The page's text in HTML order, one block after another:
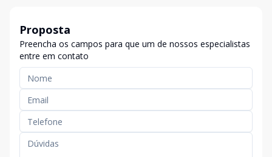
Proposta
Preencha os campos para que um de nossos especialistas
entre em contato